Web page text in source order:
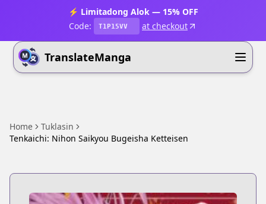
⚡ Limitadong Alok — 15% OFF
Code:
T1P15VV at checkout
TranslateManga
Home
Tuklasin
Tenkaichi: Nihon Saikyou Bugeisha Ketteisen